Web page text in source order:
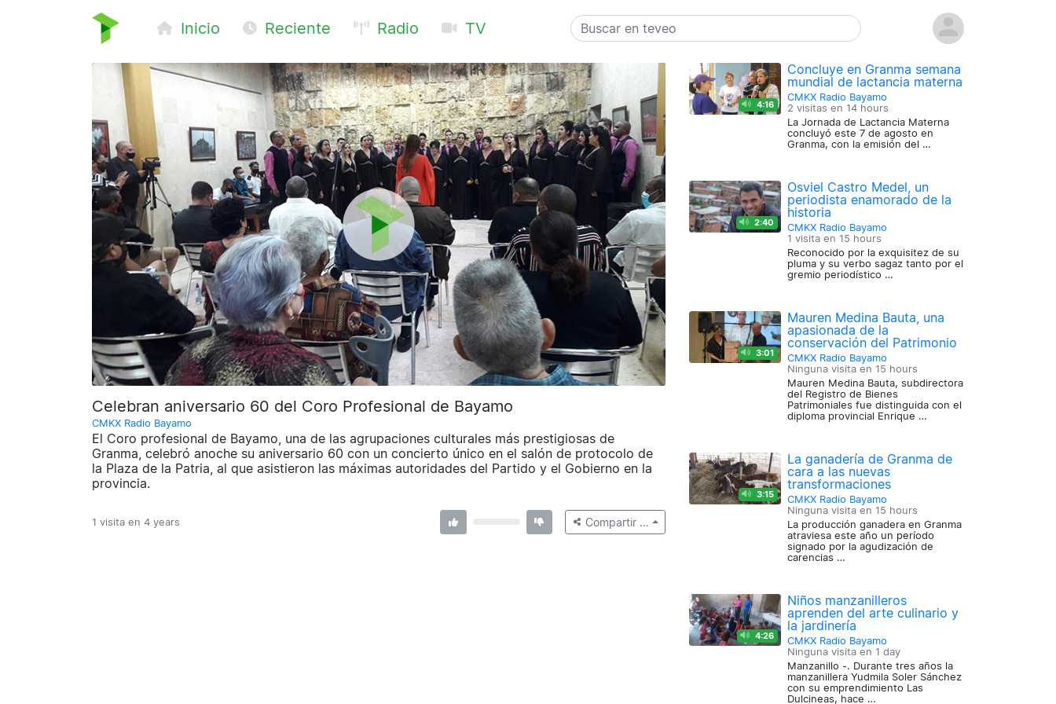
Inicio Reciente Radio TV
Celebran aniversario 60 del Coro Profesional de Bayamo
CMKX Radio Bayamo
El Coro profesional de Bayamo, una de las agrupaciones culturales más prestigiosas de
Granma, celebró anoche su aniversario 60 con un concierto único en el salón de protocolo de
la Plaza de la Patria, al que asistieron las máximas autoridades del Partido y el Gobierno en la
provincia.
1 visita en 4 years Compartir …
4:16
Concluye en Granma semana
mundial de lactancia materna
CMKX Radio Bayamo
2 visitas en 14 hours
La Jornada de Lactancia Materna
concluyó este 7 de agosto en
Granma, con la emisión del …
2:40
Osviel Castro Medel, un
periodista enamorado de la
historia
CMKX Radio Bayamo
1 visita en 15 hours
Reconocido por la exquisitez de su
pluma y su verbo sagaz tanto por el
gremio periodístico …
3:01
Mauren Medina Bauta, una
apasionada de la
conservación del Patrimonio
CMKX Radio Bayamo
Ninguna visita en 15 hours
Mauren Medina Bauta, subdirectora
del Registro de Bienes
Patrimoniales fue distinguida con el
diploma provincial Enrique …
3:15
La ganadería de Granma de
cara a las nuevas
transformaciones
CMKX Radio Bayamo
Ninguna visita en 15 hours
La producción ganadera en Granma
atraviesa este año un período
signado por la agudización de
carencias …
4:26
Niños manzanilleros
aprenden del arte culinario y
la jardinería
CMKX Radio Bayamo
Ninguna visita en 1 day
Manzanillo -. Durante tres años la
manzanillera Yudmila Soler Sánchez
con su emprendimiento Las
Dulcineas, hace …